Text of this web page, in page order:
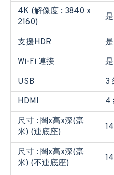
4K (解像度 : 3840 x
2160)
是
支援HDR
是
Wi-Fi 連接
是
USB
3
HDMI
4
尺寸 : 闊x高x深(毫
米) (連底座)
尺寸 : 闊x高x深(毫
米) (不連底座)